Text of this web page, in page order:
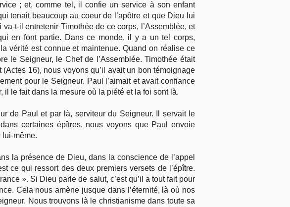
; et, comme tel, il confie un service à son enfant
tenait beaucoup au coeur de l’apôtre et que Dieu lui
t-il entretenir Timothée de ce corps, l’Assemblée, et
en font partie. Dans ce monde, il y a un tel corps,
vérité est connue et maintenue. Quand on réalise ce
le Seigneur, le Chef de l’Assemblée. Timothée était
16), nous voyons qu’il avait un bon témoignage
pour le Seigneur. Paul l’aimait et avait confiance
le fait dans la mesure où la piété et la foi sont là.
de Paul et par là, serviteur du Seigneur. Il servait le
certaines épîtres, nous voyons que Paul envoie
lui-même.
la présence de Dieu, dans la conscience de l’appel
ce qui ressort des deux premiers versets de l’épître.
». Si Dieu parle de salut, c’est qu’il a tout fait pour
Cela nous amène jusque dans l’éternité, là où nos
Nous trouvons là le christianisme dans toute sa